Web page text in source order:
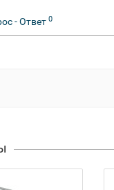
- Ответ 0